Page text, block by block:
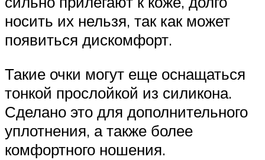
носить их нельзя, так как может
появиться дискомфорт.
Такие очки могут еще оснащаться
тонкой прослойкой из силикона.
Сделано это для дополнительного
уплотнения, а также более
комфортного ношения.